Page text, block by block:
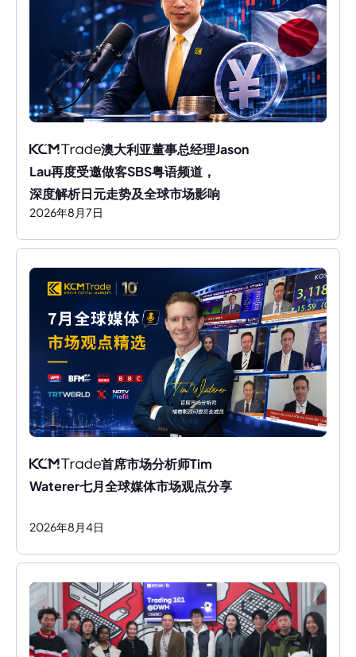
澳大利亚董事总经理Jason
Lau再度受邀做客SBS粤语频道，
深度解析日元走势及全球市场影响
2026年8 月7日
首席市场分析师Tim
Waterer七月全球媒体市场观点分享
2026年8 月4日